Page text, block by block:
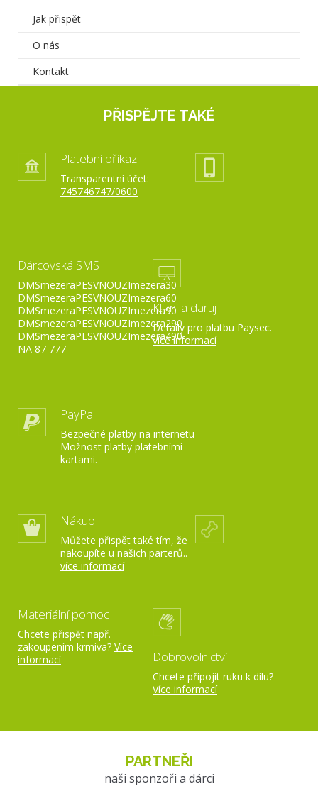
Jak přispět
O nás
Kontakt
PŘISPĚJTE TAKÉ
Platební příkaz
Transparentní účet:
745746747/0600
Dárcovská SMS
DMSmezeraPESVNOUZImezera30
DMSmezeraPESVNOUZImezera60
DMSmezeraPESVNOUZImezera90
DMSmezeraPESVNOUZImezera290
DMSmezeraPESVNOUZImezera490
NA 87 777
Klikni a daruj
Detaily pro platbu Paysec.
více informací
PayPal
Bezpečné platby na internetu
Možnost platby platebními
kartami.
Nákup
Můžete přispět také tím, že
nakoupíte u našich parterů..
více informací
Materiální pomoc
Chcete přispět např.
zakoupením krmiva? Více
informací
Dobrovolnictví
Chcete připojit ruku k dílu?
Více informací
PARTNEŘI
naši sponzoři a dárci